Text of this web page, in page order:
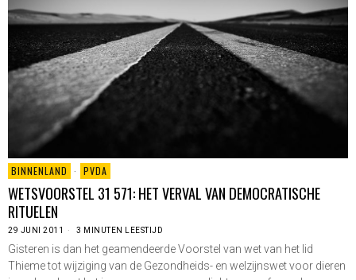
BINNENLAND · PVDA
WETSVOORSTEL 31 571: HET VERVAL VAN DEMOCRATISCHE
RITUELEN
29 JUNI 2011 3 MINUTEN LEESTIJD
Gisteren is dan het geamendeerde Voorstel van wet van het lid
Thieme tot wijziging van de Gezondheids- en welzijnswet voor dieren